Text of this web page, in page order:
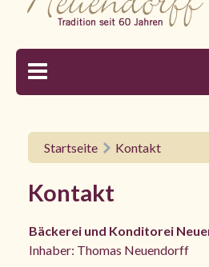
Startseite Kontakt
Kontakt
Bäckerei und Konditorei
Inhaber: Thomas Neuendorff